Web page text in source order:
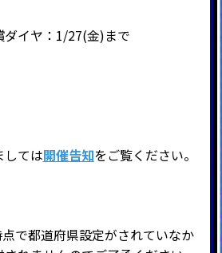
ダイヤ：1/27(金)まで
ては開催告知をご覧ください。
で都道府県設定がされていなか